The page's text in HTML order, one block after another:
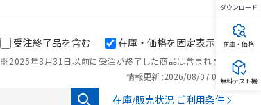
受注終了品を含む
※2025年3月31日以前に受注が終了した商品は含まれません。
在庫・価格を固定表示
情報更新 :2026/08/07 00:00
在庫/販売状況 ご利用条件
ダウンロード
在庫・価格
無料テスト機